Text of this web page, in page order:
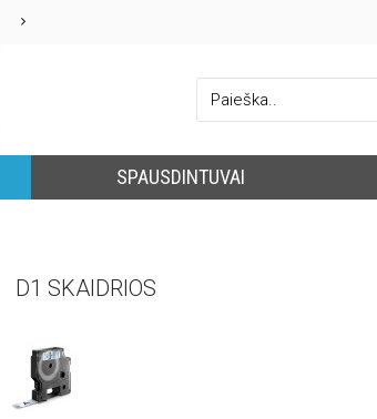
SPAUSDINTUVAI
D1 SKAIDRIOS